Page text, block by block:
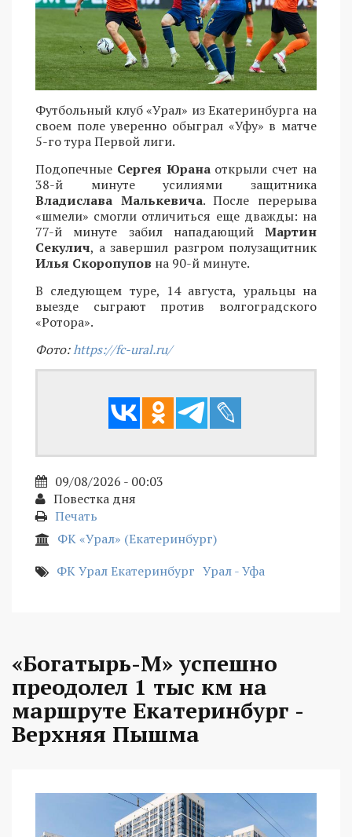
Футбольный клуб «Урал» из Екатеринбурга на
своем поле уверенно обыграл «Уфу» в матче
5-го тура Первой лиги.
Подопечные Сергея Юрана открыли счет на
38-й минуте усилиями защитника
Владислава Малькевича. После перерыва
«шмели» смогли отличиться еще дважды: на
77-й минуте забил нападающий Мартин
Секулич, а завершил разгром полузащитник
Илья Скоропупов на 90-й минуте.
В следующем туре, 14 августа, уральцы на
выезде сыграют против волгоградского
«Ротора».
Фото:https://fc-ural.ru/
09/08/2026 - 00:03
Повестка дня
Печать
ФК «Урал» (Екатеринбург)
ФК Урал Екатеринбург Урал - Уфа
«Богатырь-М» успешно
преодолел 1 тыс км на
маршруте Екатеринбург -
Верхняя Пышма